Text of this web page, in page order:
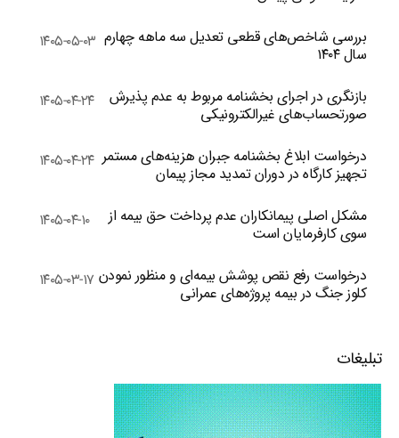
بررسی شاخص‌های قطعی تعدیل سه ماهه چهارم
سال ۱۴۰۴
۱۴۰۵-۰۵-۰۳
بازنگری در اجرای بخشنامه مربوط به عدم پذیرش
صورتحساب‌های غیرالکترونیکی
۱۴۰۵-۰۴-۲۴
درخواست ابلاغ بخشنامه جبران هزینه‌های مستمر
تجهیز کارگاه در دوران تمدید مجاز پیمان
۱۴۰۵-۰۴-۲۴
مشکل اصلی پیمانکاران عدم پرداخت حق بیمه از
سوی کارفرمایان است
۱۴۰۵-۰۴-۱۰
درخواست رفع نقص پوشش بیمه‌ای و منظور نمودن
کلوز جنگ در بیمه پروژه‌های عمرانی
۱۴۰۵-۰۳-۱۷
تبلیغات